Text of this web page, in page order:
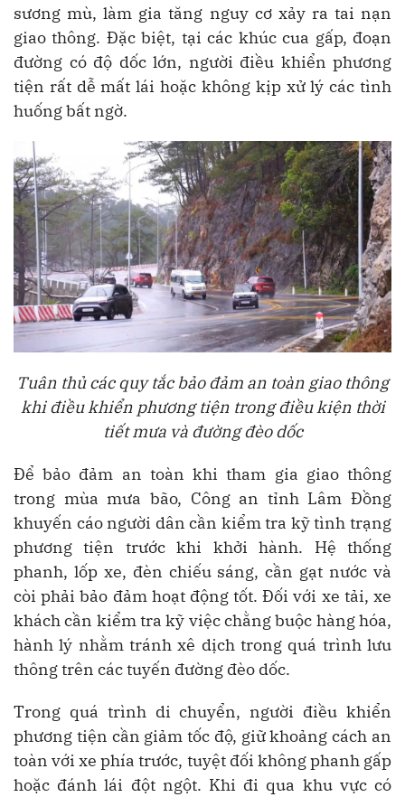
sương mù, làm gia tăng nguy cơ xảy ra tai nạn
giao thông. Đặc biệt, tại các khúc cua gấp, đoạn
đường có độ dốc lớn, người điều khiển phương
tiện rất dễ mất lái hoặc không kịp xử lý các tình
huống bất ngờ.
Tuân thủ các quy tắc bảo đảm an toàn giao thông
khi điều khiển phương tiện trong điều kiện thời
tiết mưa và đường đèo dốc
Để bảo đảm an toàn khi tham gia giao thông
trong mùa mưa bão, Công an tỉnh Lâm Đồng
khuyến cáo người dân cần kiểm tra kỹ tình trạng
phương tiện trước khi khởi hành. Hệ thống
phanh, lốp xe, đèn chiếu sáng, cần gạt nước và
còi phải bảo đảm hoạt động tốt. Đối với xe tải, xe
khách cần kiểm tra kỹ việc chằng buộc hàng hóa,
hành lý nhằm tránh xê dịch trong quá trình lưu
thông trên các tuyến đường đèo dốc.
Trong quá trình di chuyển, người điều khiển
phương tiện cần giảm tốc độ, giữ khoảng cách an
toàn với xe phía trước, tuyệt đối không phanh gấp
hoặc đánh lái đột ngột. Khi đi qua khu vực có